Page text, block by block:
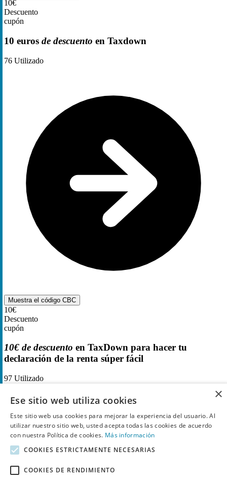
10€
Descuento
cupón
10 euros de descuento en Taxdown
76 Utilizado
Muestra el código CBC
10€
Descuento
cupón
10€ de descuento en TaxDown para hacer tu
declaración de la renta súper fácil
97 Utilizado
×
Ese sitio web utiliza cookies
Este sitio web usa cookies para mejorar la experiencia del usuario. Al
utilizar nuestro sitio web, usted acepta todas las cookies de acuerdo
con nuestra Política de cookies. Más información
COOKIES ESTRICTAMENTE NECESARIAS
COOKIES DE RENDIMIENTO